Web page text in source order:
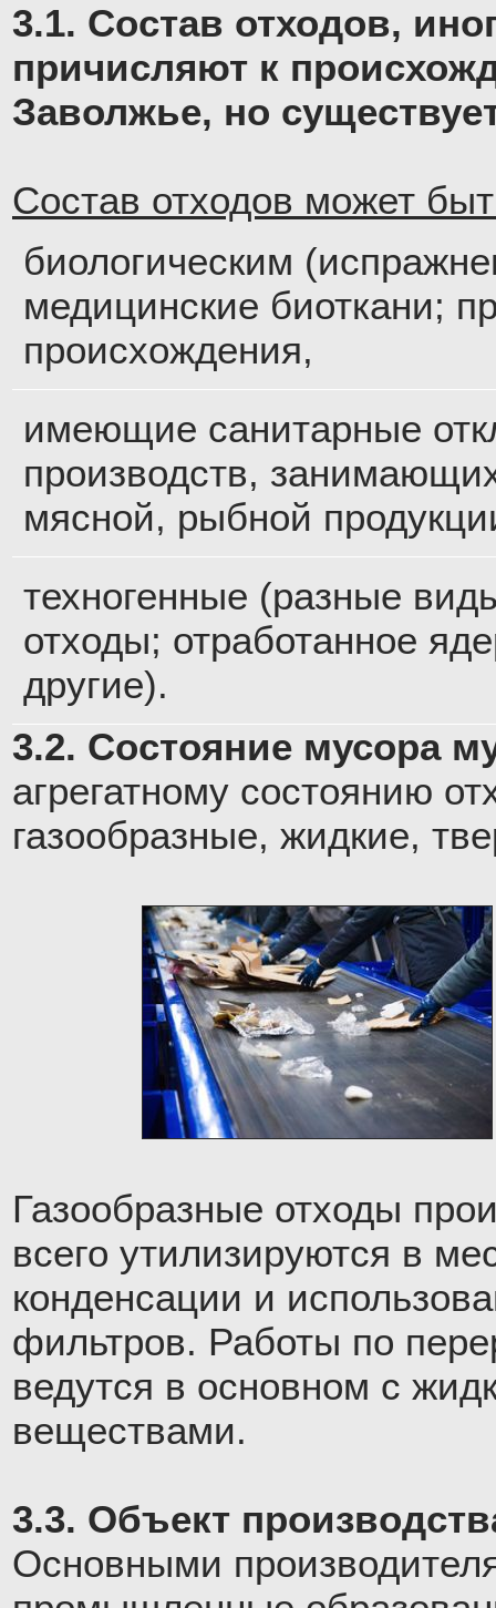
3.1. Состав отходов,
причисляют к
Заволжье, но
Состав отходов может
биологическим
медицинские биоткани;
происхождения,
имеющие санитарные
производств,
мясной, рыбной
техногенные (разные
отходы; отработанное
другие).
3.2. Состояние мусора
агрегатному состоянию
газообразные, жидкие,
Газообразные отходы
всего утилизируются в
конденсации и
фильтров. Работы по
ведутся в основном с
веществами.
3.3. Объект
Основными